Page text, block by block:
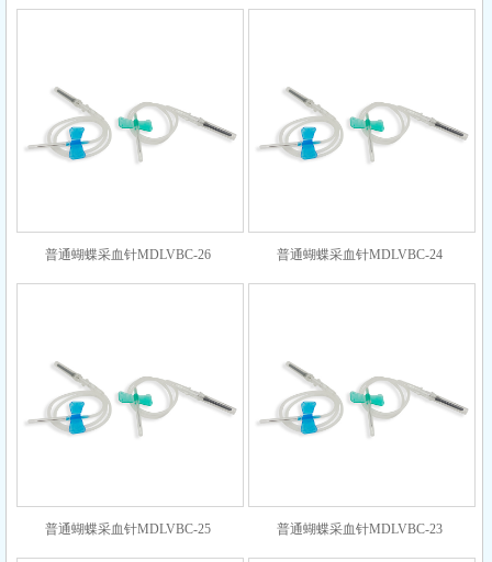
普通蝴蝶采血针MDLVBC-26 普通蝴蝶采血针MDLVBC-24
普通蝴蝶采血针MDLVBC-25 普通蝴蝶采血针MDLVBC-23